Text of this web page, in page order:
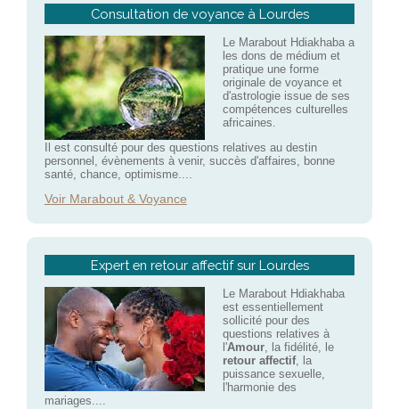
Consultation de voyance à Lourdes
Le Marabout Hdiakhaba a
les dons de médium et
pratique une forme
originale de voyance et
d'astrologie issue de ses
compétences culturelles
africaines.
Il est consulté pour des questions relatives au destin
personnel, évènements à venir, succès d'affaires, bonne
santé, chance, optimisme....
Voir Marabout & Voyance
Expert en retour affectif sur Lourdes
Le Marabout Hdiakhaba
est essentiellement
sollicité pour des
questions relatives à
l'Amour, la fidélité, le
retour affectif, la
puissance sexuelle,
l'harmonie des
mariages....